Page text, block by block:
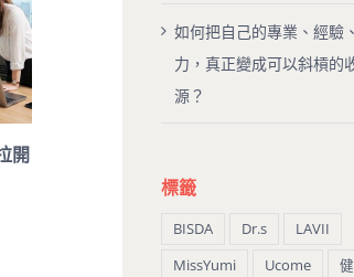
：企業策略長
CEO 最不可或缺的
真正變成可以斜槓的收
如何把自己的專業、經驗
力，真正變成可以斜槓的
源？
標籤
BISDA Dr.s
LAVII
MissYumi
Ucome